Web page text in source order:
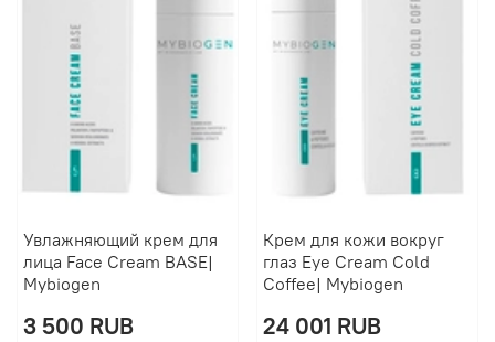
Увлажняющий крем для
лица Face Cream BASE|
Mybiogen
3 500 RUB
Крем для кожи вокруг
глаз Eye Cream Cold
Coffee| Mybiogen
24 001 RUB